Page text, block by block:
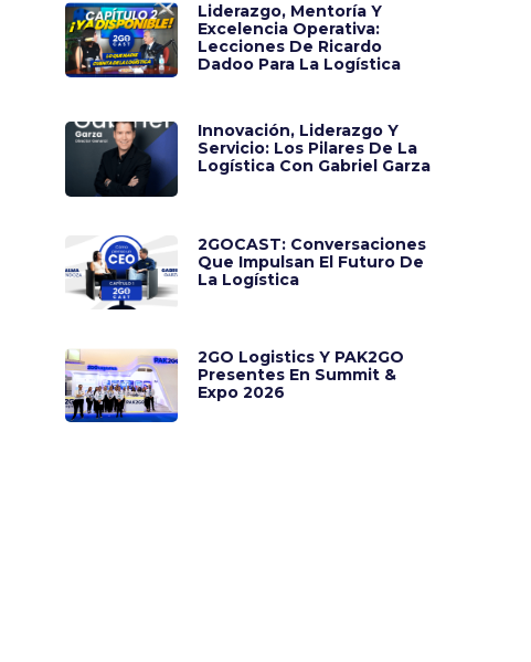
Liderazgo, Mentoría Y
Excelencia Operativa:
Lecciones De Ricardo
Dadoo Para La Logística
Innovación, Liderazgo Y
Servicio: Los Pilares De La
Logística Con Gabriel Garza
2GOCAST: Conversaciones
Que Impulsan El Futuro De
La Logística
2GO Logistics Y PAK2GO
Presentes En Summit &
Expo 2026